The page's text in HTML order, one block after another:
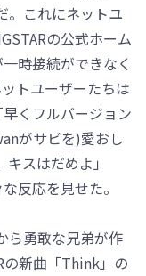
。これにネットユ
の公式ホーム
時接続ができなく
トユーザーたちは
くフルバージョン
がサビを)愛おし
スはだめよ」
反応を見せた。
ら勇敢な兄弟が作
の新曲「Think」の